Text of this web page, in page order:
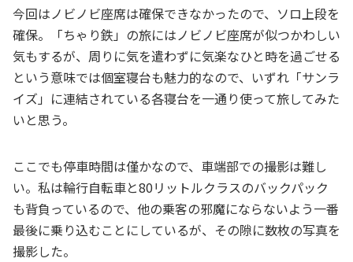
今回はノビノビ座席は確保できなかったので、ソロ上段を
確保。「ちゃり鉄」の旅にはノビノビ座席が似つかわしい
気もするが、周りに気を遣わずに気楽なひと時を過ごせる
という意味では個室寝台も魅力的なので、いずれ「サンラ
イズ」に連結されている各寝台を一通り使って旅してみた
いと思う。
ここでも停車時間は僅かなので、車端部での撮影は難し
い。私は輪行自転車と80リットルクラスのバックパック
も背負っているので、他の乗客の邪魔にならないよう一番
最後に乗り込むことにしているが、その隙に数枚の写真を
撮影した。